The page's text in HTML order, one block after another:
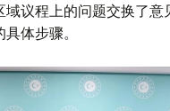
域议程上的问题交换了意
体步骤。